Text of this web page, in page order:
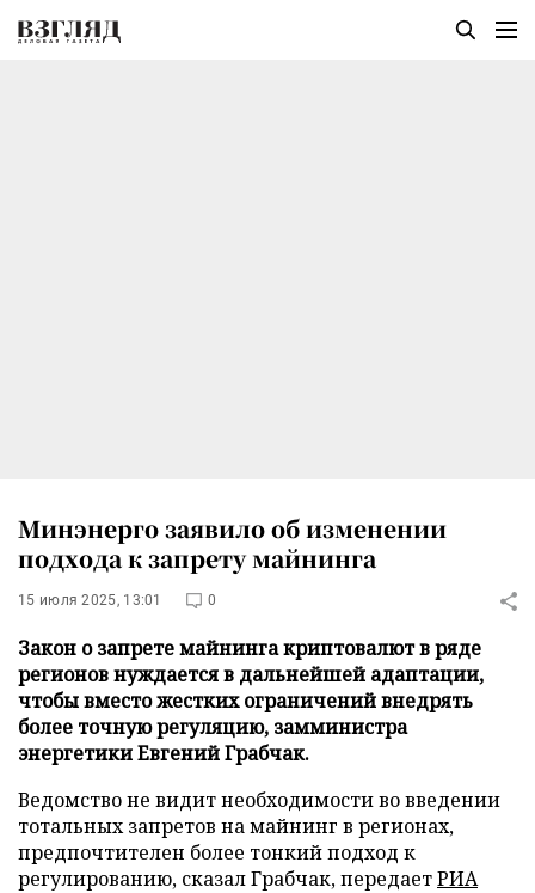
Минэнерго заявило об изменении
подхода к запрету майнинга
15 июля 2025, 13:01 0
Закон о запрете майнинга криптовалют в ряде
регионов нуждается в дальнейшей адаптации,
чтобы вместо жестких ограничений внедрять
более точную регуляцию, замминистра
энергетики Евгений Грабчак.
Ведомство не видит необходимости во введении
тотальных запретов на майнинг в регионах,
предпочтителен более тонкий подход к
регулированию, сказал Грабчак, передаетРИА